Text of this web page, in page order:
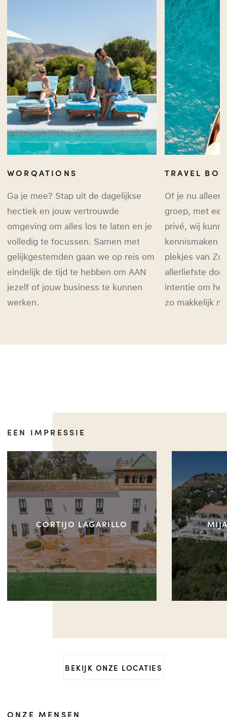
WORQATIONS
Ga je mee? Stap uit de dagelijkse
hectiek en jouw vertrouwde
omgeving om alles los te laten en je
volledig te focussen. Samen met
gelijkgestemden gaan we op reis om
eindelijk de tijd te hebben om AAN
jezelf of jouw business te kunnen
werken.
TRAVEL
Of je nu
groep, met
privé, wij
kennismaken
plekjes van
allerliefste
intentie om
zo makkelijk
EEN IMPRESSIE
CORTIJO LAGARILLO
BEKIJK ONZE LOCATIES
ONZE MENSEN